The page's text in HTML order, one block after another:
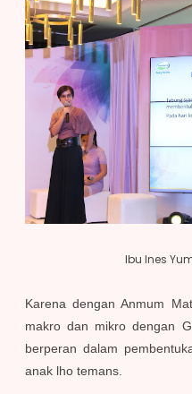
Ibu Ines
Karena dengan Anmum
makro dan mikro dengan
berperan dalam
anak lho temans.